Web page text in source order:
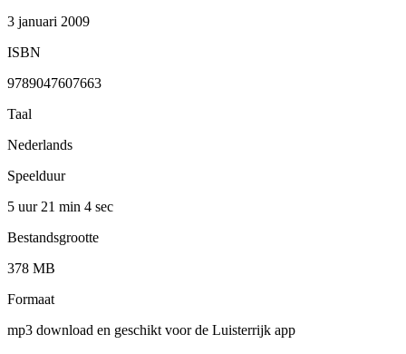
3 januari 2009
ISBN
9789047607663
Taal
Nederlands
Speelduur
5 uur 21 min 4 sec
Bestandsgrootte
378 MB
Formaat
mp3 download en geschikt voor de Luisterrijk app